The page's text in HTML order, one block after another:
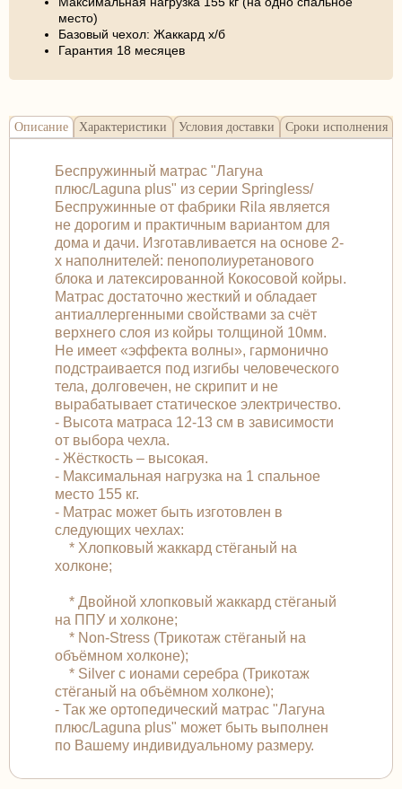
место)
Базовый чехол: Жаккард х/б
Гарантия 18 месяцев
Описание Характеристики Условия доставки Сроки исполнения
Беспружинный матрас "Лагуна
плюс/Laguna plus" из серии Springless/
Беспружинные от фабрики Rila является
не дорогим и практичным вариантом для
дома и дачи. Изготавливается на основе 2-
х наполнителей: пенополиуретанового
блока и латексированной Кокосовой койры.
Матрас достаточно жесткий и обладает
антиаллергенными свойствами за счёт
верхнего слоя из койры толщиной 10мм.
Не имеет «эффекта волны», гармонично
подстраивается под изгибы человеческого
тела, долговечен, не скрипит и не
вырабатывает статическое электричество.
- Высота матраса 12-13 см в зависимости
от выбора чехла.
- Жёсткость – высокая.
- Максимальная нагрузка на 1 спальное
место 155 кг.
- Матрас может быть изготовлен в
следующих чехлах:
* Хлопковый жаккард стёганый на
холконе;
* Двойной хлопковый жаккард стёганый
на ППУ и холконе;
* Non-Stress (Трикотаж стёганый на
объёмном холконе);
* Silver с ионами серебра (Трикотаж
стёганый на объёмном холконе);
- Так же ортопедический матрас "Лагуна
плюс/Laguna plus" может быть выполнен
по Вашему индивидуальному размеру.